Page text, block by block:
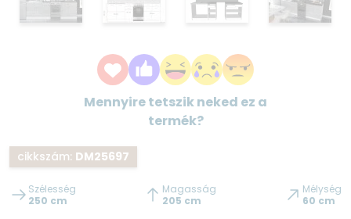
Mennyire tetszik neked ez a
termék?
cikkszám: DM25697
Szélesség
250 cm
Magasság
205 cm
Mélység
60 cm